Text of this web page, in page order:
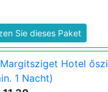
Sie dieses Paket
Hotel
1 Nacht)